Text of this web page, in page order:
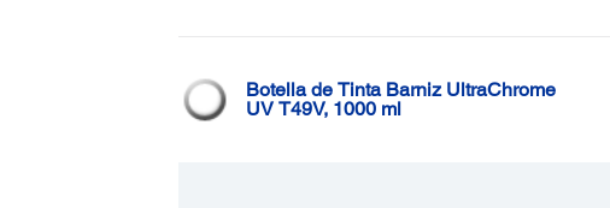
Botella de Tinta Barniz UltraChrome
UV T49V, 1000 ml